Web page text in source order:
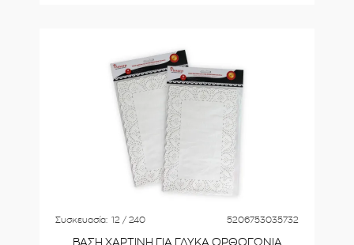
Συσκευασία: 12 / 240 5206753035732
ΒΑΣΗ ΧΑΡΤΙΝΗ ΓΙΑ ΓΛΥΚΑ ΟΡΘΟΓΩΝΙΑ